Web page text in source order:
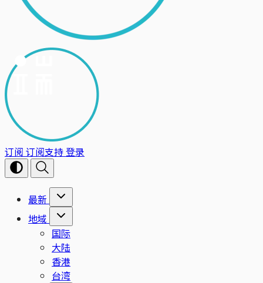
订阅 订阅支持登录
最新
地域
国际
大陆
香港
台湾